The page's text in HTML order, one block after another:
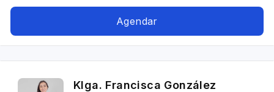
Agendar
Klga. Francisca González